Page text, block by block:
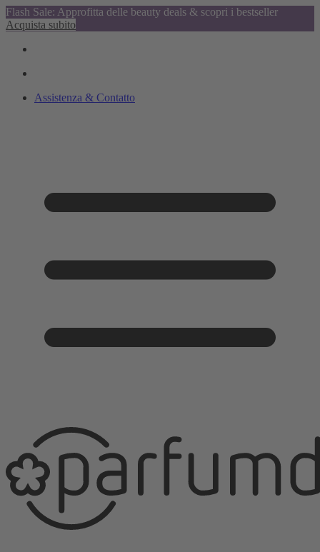
Flash Sale: Approfitta delle beauty deals & scopri i bestseller
Acquista subito
Assistenza & Contatto